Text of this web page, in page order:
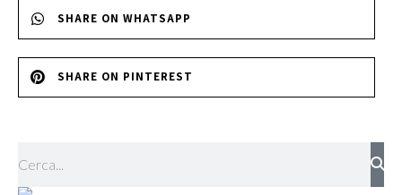
SHARE ON WHATSAPP
SHARE ON PINTEREST